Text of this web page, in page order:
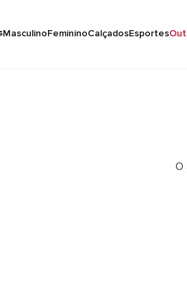
MasculinoFemininoCalçadosEsportes
O